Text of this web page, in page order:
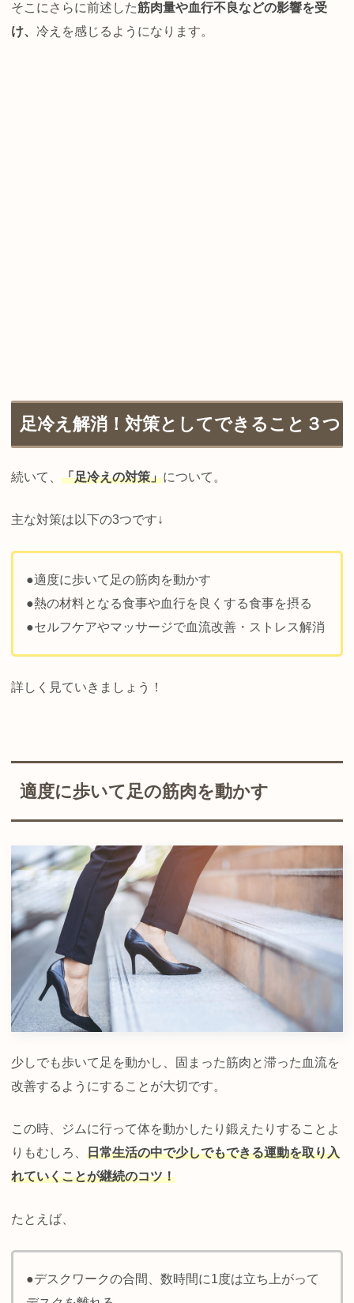
そこにさらに前述した筋肉量や血行不良などの影響を受
け、 冷えを感じるようになります。
足冷え解消！対策としてできること３つ
続いて、 「足冷えの対策」について。
主な対策は以下の3つです↓
●適度に歩いて足の筋肉を動かす
●熱の材料となる食事や血行を良くする食事を摂る
●セルフケアやマッサージで血流改善・ストレス解消
詳しく見ていきましょう！
適度に歩いて足の筋肉を動かす
少しでも歩いて足を動かし、固まった筋肉と滞った血流を
改善するようにすることが大切です。
この時、ジムに行って体を動かしたり鍛えたりすることよ
りもむしろ、 日常生活の中で少しでもできる運動を取り入
れていくことが継続のコツ！
たとえば、
●デスクワークの合間、数時間に1度は立ち上がって